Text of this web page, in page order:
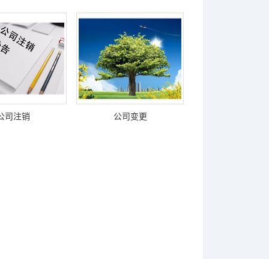
司注销 公司变更